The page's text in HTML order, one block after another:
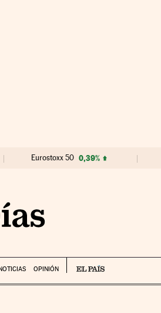
Eurostoxx 50 0,39%
OPINIÓN